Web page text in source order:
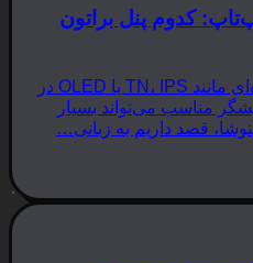
کدوم پنل براتون
با وجود نام‌های تخصصی و پیچیده‌ای مانند TN، IPS یا OLED در
مناسب می‌تواند بسیار
قصد داریم به زبانی…